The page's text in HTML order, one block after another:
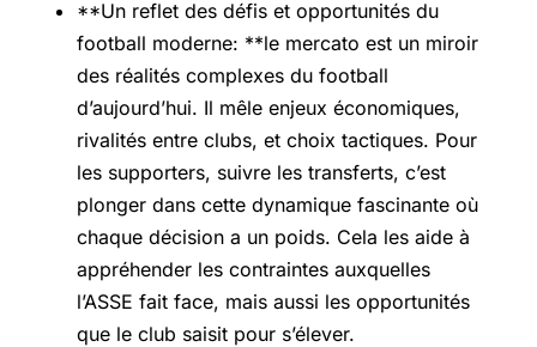
**Un reflet des défis et opportunités du
football moderne: **le mercato est un miroir
des réalités complexes du football
d’aujourd’hui. Il mêle enjeux économiques,
rivalités entre clubs, et choix tactiques. Pour
les supporters, suivre les transferts, c’est
plonger dans cette dynamique fascinante où
chaque décision a un poids. Cela les aide à
appréhender les contraintes auxquelles
l’ASSE fait face, mais aussi les opportunités
que le club saisit pour s’élever.